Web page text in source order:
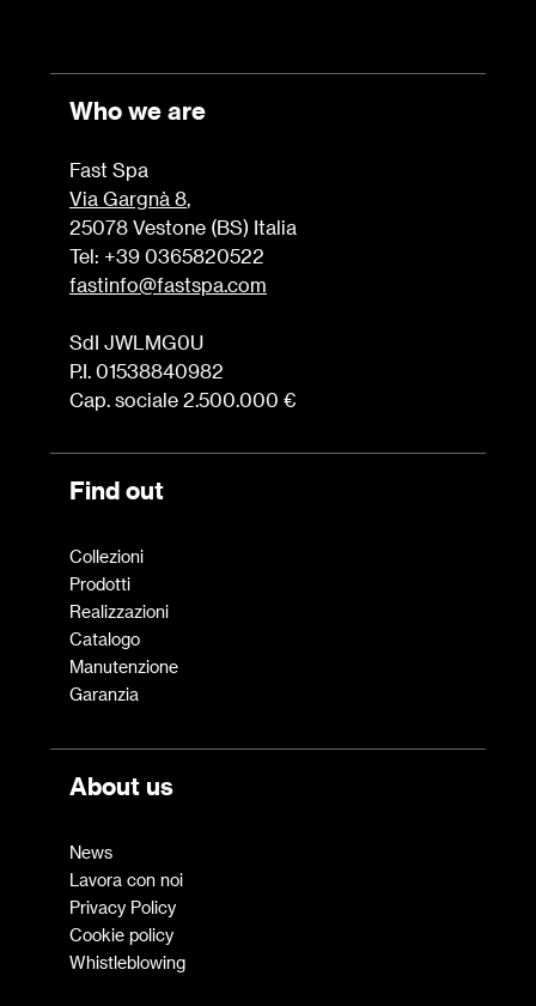
Who we are
Fast Spa
Via Gargnà 8,
25078 Vestone (BS) Italia
Tel: +39 0365820522
fastinfo@fastspa.com
SdI JWLMG0U
P.I. 01538840982
Cap. sociale 2.500.000 €
Find out
Collezioni
Prodotti
Realizzazioni
Catalogo
Manutenzione
Garanzia
About us
News
Lavora con noi
Privacy Policy
Cookie policy
Whistleblowing